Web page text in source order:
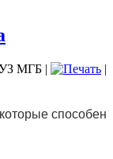
МГБ |
|
способен